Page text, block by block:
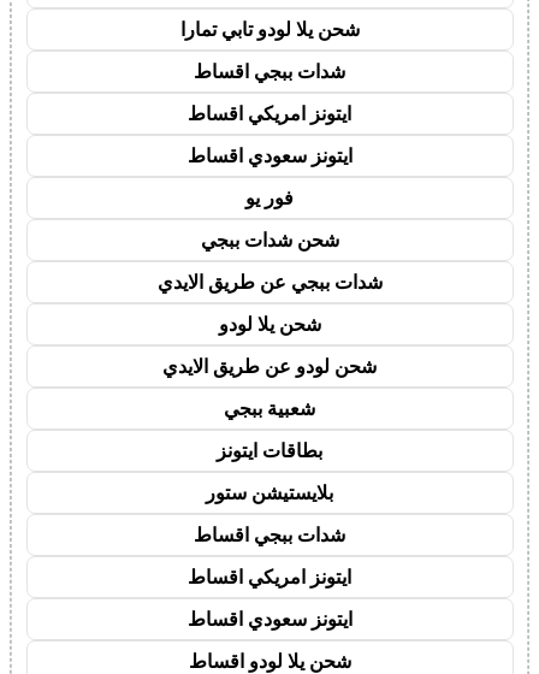
شحن يلا لودو تابي تمارا
شدات ببجي اقساط
ايتونز امريكي اقساط
ايتونز سعودي اقساط
فور يو
شحن شدات ببجي
شدات ببجي عن طريق الايدي
شحن يلا لودو
شحن لودو عن طريق الايدي
شعبية ببجي
بطاقات ايتونز
بلايستيشن ستور
شدات ببجي اقساط
ايتونز امريكي اقساط
ايتونز سعودي اقساط
شحن يلا لودو اقساط